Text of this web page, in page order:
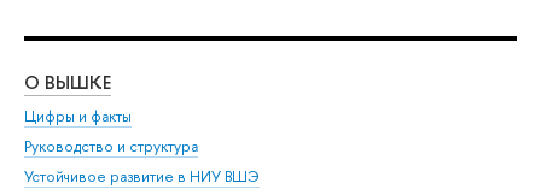
О ВЫШКЕ
Цифры и факты
Руководство и структура
Устойчивое развитие в НИУ ВШЭ